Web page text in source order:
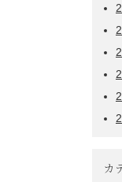
カ